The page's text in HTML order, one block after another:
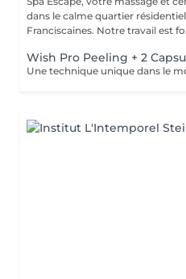
dans le calme quartier résidentiel
Franciscaines. Notre travail est
Wish Pro Peeling + 2